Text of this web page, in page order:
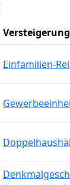
Einfamilien-